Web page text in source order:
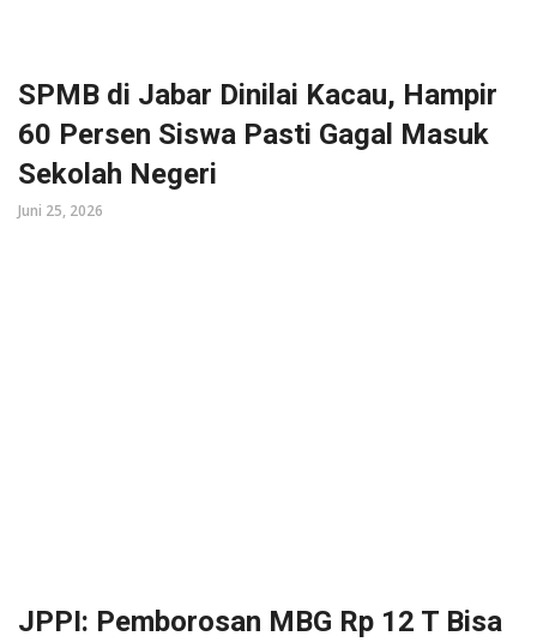
SPMB di Jabar Dinilai Kacau, Hampir
60 Persen Siswa Pasti Gagal Masuk
Sekolah Negeri
Juni 25, 2026
JPPI: Pemborosan MBG Rp 12 T Bisa